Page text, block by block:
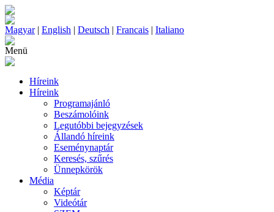
Magyar| English | Deutsch | Francais | Italiano
Menü
Híreink
Híreink
Programajánló
Beszámolóink
Legutóbbi bejegyzések
Állandó híreink
Eseménynaptár
Keresés, szűrés
Ünnepkörök
Média
Képtár
Videótár